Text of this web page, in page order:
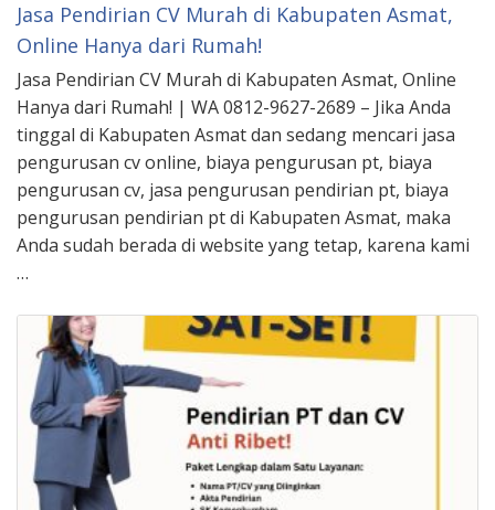
Jasa Pendirian CV Murah di Kabupaten Asmat,
Online Hanya dari Rumah!
Jasa Pendirian CV Murah di Kabupaten Asmat, Online
Hanya dari Rumah! | WA 0812-9627-2689 – Jika Anda
tinggal di Kabupaten Asmat dan sedang mencari jasa
pengurusan cv online, biaya pengurusan pt, biaya
pengurusan cv, jasa pengurusan pendirian pt, biaya
pengurusan pendirian pt di Kabupaten Asmat, maka
Anda sudah berada di website yang tetap, karena kami
…